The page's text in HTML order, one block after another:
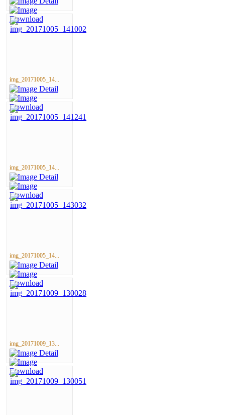
img_20171005_14...
img_20171005_14...
img_20171005_14...
img_20171009_13...